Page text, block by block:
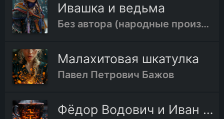
Ивашка и ведьма
Без автора (народные произведения)
Малахитовая шкатулка
Павел Петрович Бажов
Фёдор Водович и Иван Водович